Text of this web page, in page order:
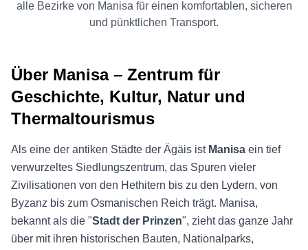
alle Bezirke von Manisa für einen komfortablen, sicheren
und pünktlichen Transport.
Über Manisa – Zentrum für
Geschichte, Kultur, Natur und
Thermaltourismus
Als eine der antiken Städte der Ägäis ist Manisa ein tief
verwurzeltes Siedlungszentrum, das Spuren vieler
Zivilisationen von den Hethitern bis zu den Lydern, von
Byzanz bis zum Osmanischen Reich trägt. Manisa,
bekannt als die "Stadt der Prinzen", zieht das ganze Jahr
über mit ihren historischen Bauten, Nationalparks,